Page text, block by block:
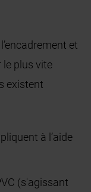
et
le plus vite
existent
à l’aide
(s'agissant